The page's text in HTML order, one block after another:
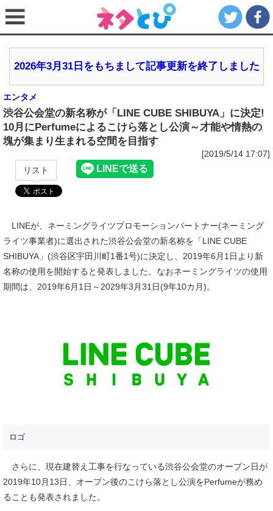
2026年3月31日をもちまして記事更新を終了しました
エンタメ
渋谷公会堂の新名称が「LINE CUBE SHIBUYA」に決定!
10月にPerfumeによるこけら落とし公演～才能や情熱の
塊が集まり生まれる空間を目指す
[2019/5/14 17:07]
リスト
LINEが、ネーミングライツプロモーションパートナー(ネーミング
ライツ事業者)に選出された渋谷公会堂の新名称を「LINE CUBE
SHIBUYA」(渋谷区宇田川町1番1号)に決定し、2019年6月1日より新
名称の使用を開始すると発表しました。なおネーミングライツの使用
期間は、2019年6月1日～2029年3月31日(9年10カ月)。
ロゴ
さらに、現在建替え工事を行なっている渋谷公会堂のオープン日が
2019年10月13日、オープン後のこけら落とし公演をPerfumeが務め
ることも発表されました。